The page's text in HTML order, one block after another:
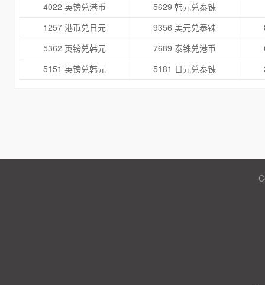
4022 英镑兑港币
5629 韩元兑泰铢
1257 港币兑日元
9356 美元兑泰铢
5362 英镑兑韩元
7689 泰铢兑港币
5151 英镑兑韩元
5181 日元兑泰铢